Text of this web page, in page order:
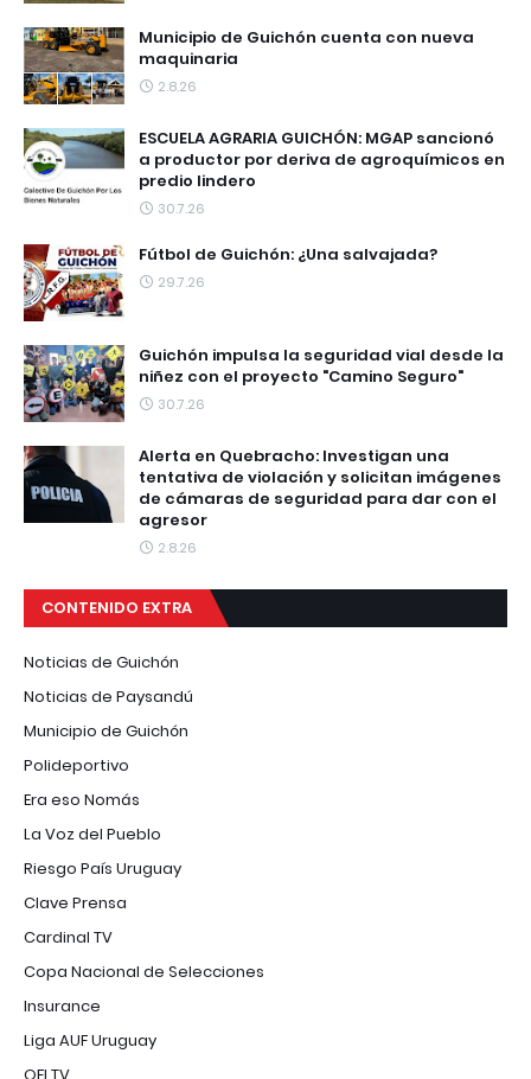
Municipio de Guichón cuenta con nueva
maquinaria
2.8.26
ESCUELA AGRARIA GUICHÓN: MGAP sancionó
a productor por deriva de agroquímicos en
predio lindero
30.7.26
Fútbol de Guichón: ¿Una salvajada?
29.7.26
Guichón impulsa la seguridad vial desde la
niñez con el proyecto "Camino Seguro"
30.7.26
Alerta en Quebracho: Investigan una
tentativa de violación y solicitan imágenes
de cámaras de seguridad para dar con el
agresor
2.8.26
CONTENIDO EXTRA
Noticias de Guichón
Noticias de Paysandú
Municipio de Guichón
Polideportivo
Era eso Nomás
La Voz del Pueblo
Riesgo País Uruguay
Clave Prensa
Cardinal TV
Copa Nacional de Selecciones
Insurance
Liga AUF Uruguay
OFI TV